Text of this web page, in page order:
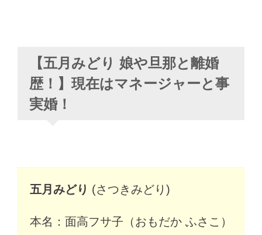
【五月みどり 娘や旦那と離婚
歴！】現在はマネージャーと事
実婚！
五月みどり (さつきみどり)
本名：面高フサ子（おもだか ふさこ）